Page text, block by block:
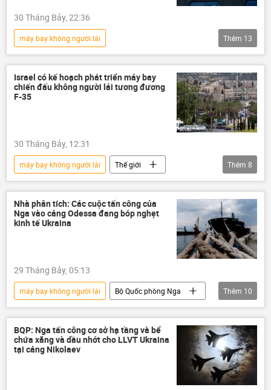
năng lượng
30 Tháng Bảy, 22:36
máy bay không người lái
Chiến dịch quân sự đặc biệt tại Ukraina
Nga
Quân đội Nga
Ukraina
Quân đội Ukraina
xung đột quân sự
Quân sự
tấn công
Thêm 13
Israel có kế hoạch phát triển máy bay
chiến đấu không người lái tương đương
F-35
30 Tháng Bảy, 12:31
máy bay không người lái
Thế giới
Báo chí thế giới
Israel
Quân sự
F-35
Hoa Kỳ
Donald Trump
Benjamin Netanyahu
viện trợ quân sự
Thêm 8
Nhà phân tích: Các cuộc tấn công của
Nga vào cảng Odessa đang bóp nghẹt
kinh tế Ukraina
29 Tháng Bảy, 05:13
máy bay không người lái
Bộ Quốc phòng Nga
Nga
Ukraina
Quân đội Ukraina
Odessa
Quân sự
Chính trị
Thế giới
Cuộc khủng hoảng ở Ukraina
Thêm 10
BQP: Nga tấn công cơ sở hạ tầng và bể
chứa xăng và dầu nhớt cho LLVT Ukraina
tại cảng Nikolaev